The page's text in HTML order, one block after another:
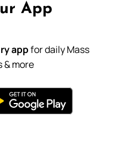
App
appfor daily Mass
& more